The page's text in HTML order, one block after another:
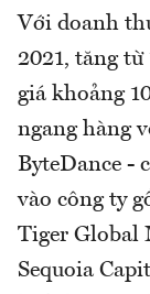
Với doanh
2021, tăng
giá khoảng
ngang hàng
ByteDance -
vào công ty
Tiger Global
Sequoia